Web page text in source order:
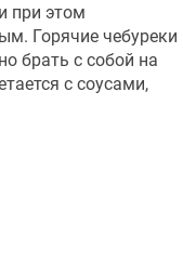
при этом
Горячие чебуреки
брать с собой на
с соусами,